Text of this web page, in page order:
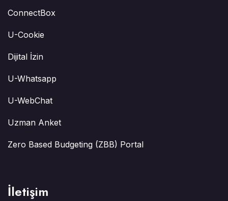
ConnectBox
U-Cookie
Dijital İzin
U-Whatsapp
U-WebChat
Uzman Anket
Zero Based Budgeting (ZBB) Portal
İletişim